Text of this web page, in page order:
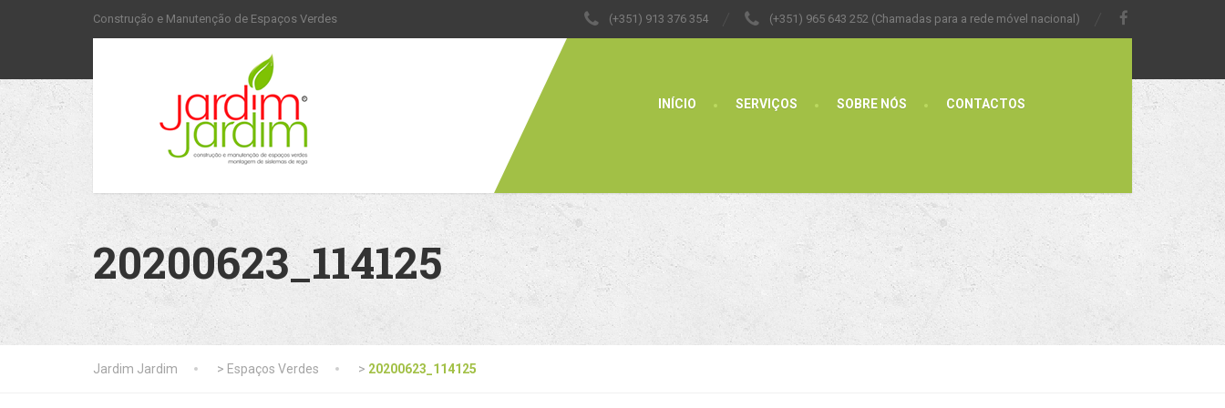
Construção e Manutenção de Espaços Verdes (+351) 913 376 354 (+351) 965 643 252 (Chamadas para a rede móvel nacional)
INÍCIO SERVIÇOS SOBRE NÓS CONTACTOS
20200623_114125
Jardim Jardim > Espaços Verdes > 20200623_114125